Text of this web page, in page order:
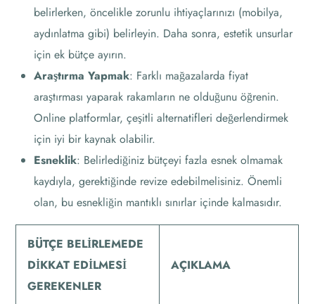
belirlerken, öncelikle zorunlu ihtiyaçlarınızı (mobilya,
aydınlatma gibi) belirleyin. Daha sonra, estetik unsurlar
için ek bütçe ayırın.
Araştırma Yapmak: Farklı mağazalarda fiyat
araştırması yaparak rakamların ne olduğunu öğrenin.
Online platformlar, çeşitli alternatifleri değerlendirmek
için iyi bir kaynak olabilir.
Esneklik: Belirlediğiniz bütçeyi fazla esnek olmamak
kaydıyla, gerektiğinde revize edebilmelisiniz. Önemli
olan, bu esnekliğin mantıklı sınırlar içinde kalmasıdır.
BÜTÇE BELIRLEMEDE
DIKKAT EDILMESI
GEREKENLER
AÇIKLAMA